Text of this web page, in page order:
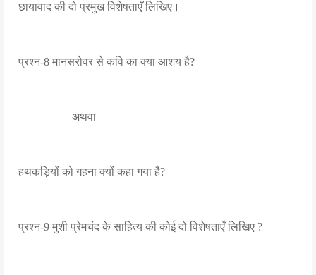
छायावाद की दो प्रमुख विशेषताएँ लिखिए।
प्रश्न-8 मानसरोवर से कवि का क्या आशय है?
अथवा
हथकड़ियों को गहना क्यों कहा गया है?
प्रश्न-9 मुशी प्रेमचंद के साहित्य की कोई दो विशेषताएँ लिखिए ?